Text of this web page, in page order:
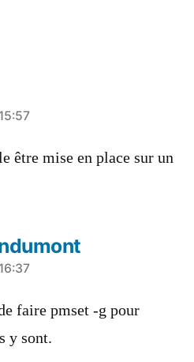
être mise en place sur un
faire pmset -g pour
y sont.